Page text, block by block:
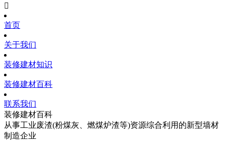

首页
关于我们
装修建材知识
装修建材百科
联系我们
装修建材百科
从事工业废渣(粉煤灰、燃煤炉渣等)资源综合利用的新型墙材
制造企业